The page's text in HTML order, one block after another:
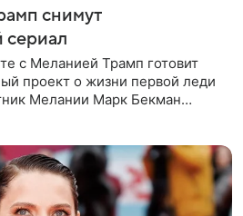
снимут
сериал
с Меланией Трамп готовит
проект о жизни первой леди
Мелании Марк Бекман